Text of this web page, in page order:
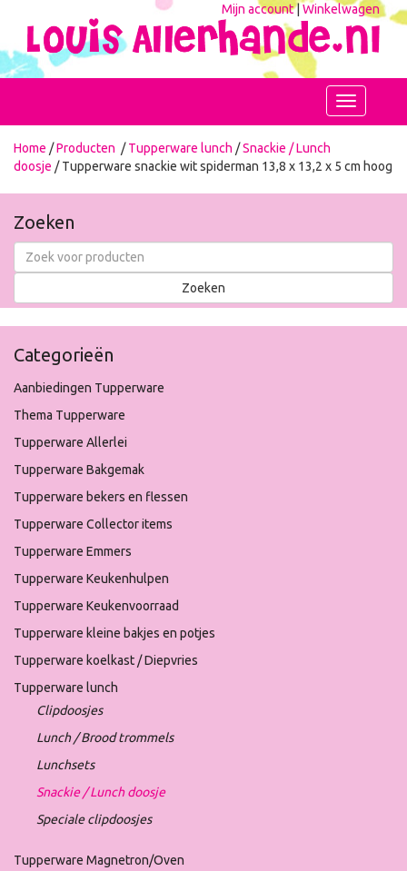
Mijn account|Winkelwagen
Toggle
navigation
Home /Producten /Tupperware lunch /Snackie / Lunch
doosje / Tupperware snackie wit spiderman 13,8 x 13,2 x 5 cm hoog
Zoeken
Categorieën
Aanbiedingen Tupperware
Thema Tupperware
Tupperware Allerlei
Tupperware Bakgemak
Tupperware bekers en flessen
Tupperware Collector items
Tupperware Emmers
Tupperware Keukenhulpen
Tupperware Keukenvoorraad
Tupperware kleine bakjes en potjes
Tupperware koelkast / Diepvries
Tupperware lunch
Clipdoosjes
Lunch / Brood trommels
Lunchsets
Snackie / Lunch doosje
Speciale clipdoosjes
Tupperware Magnetron/Oven